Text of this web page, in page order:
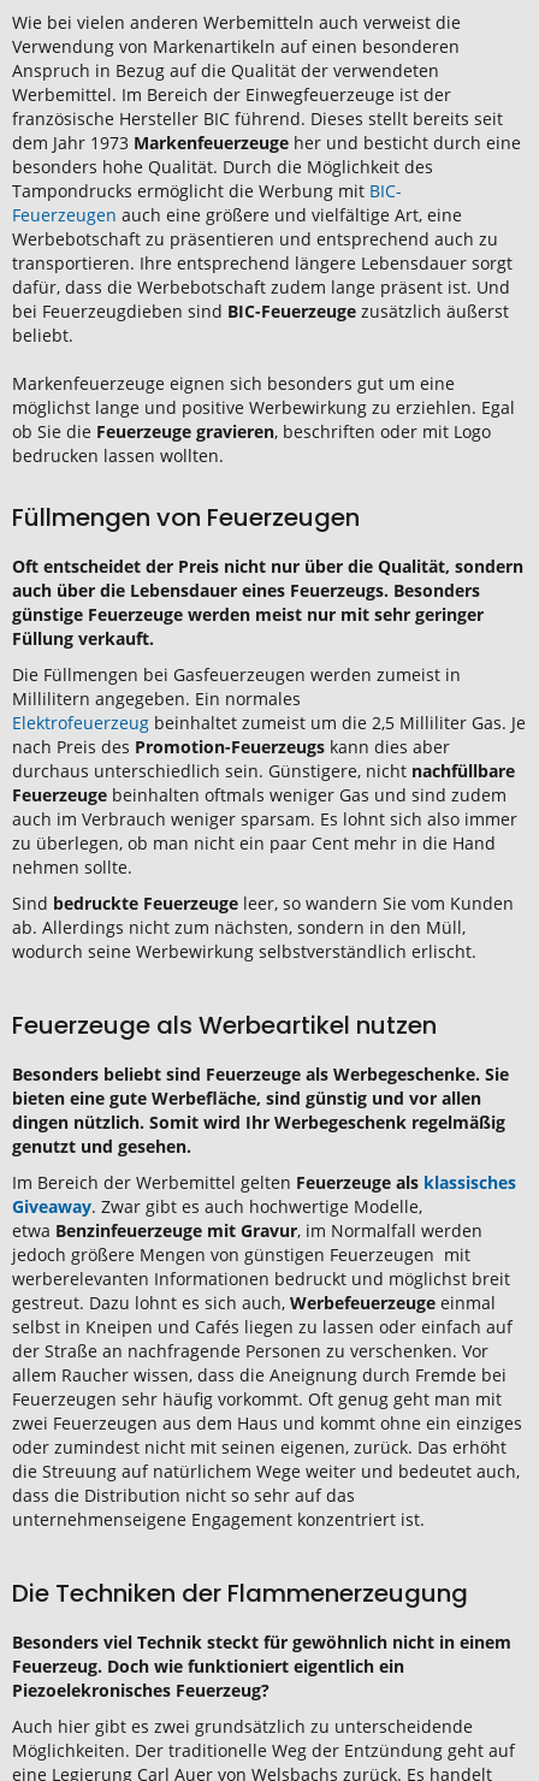
Wie bei vielen anderen Werbemitteln auch verweist die
Verwendung von Markenartikeln auf einen besonderen
Anspruch in Bezug auf die Qualität der verwendeten
Werbemittel. Im Bereich der Einwegfeuerzeuge ist der
französische Hersteller BIC führend. Dieses stellt bereits seit
dem Jahr 1973 Markenfeuerzeuge her und besticht durch eine
besonders hohe Qualität. Durch die Möglichkeit des
Tampondrucks ermöglicht die Werbung mit BIC-
Feuerzeugen auch eine größere und vielfältige Art, eine
Werbebotschaft zu präsentieren und entsprechend auch zu
transportieren. Ihre entsprechend längere Lebensdauer sorgt
dafür, dass die Werbebotschaft zudem lange präsent ist. Und
bei Feuerzeugdieben sind BIC-Feuerzeuge zusätzlich äußerst
beliebt.
Markenfeuerzeuge eignen sich besonders gut um eine
möglichst lange und positive Werbewirkung zu erziehlen. Egal
ob Sie die Feuerzeuge gravieren, beschriften oder mit Logo
bedrucken lassen wollten.
Füllmengen von Feuerzeugen
Oft entscheidet der Preis nicht nur über die Qualität, sondern
auch über die Lebensdauer eines Feuerzeugs. Besonders
günstige Feuerzeuge werden meist nur mit sehr geringer
Füllung verkauft.
Die Füllmengen bei Gasfeuerzeugen werden zumeist in
Millilitern angegeben. Ein normales
Elektrofeuerzeug beinhaltet zumeist um die 2,5 Milliliter Gas. Je
nach Preis des Promotion-Feuerzeugs kann dies aber
durchaus unterschiedlich sein. Günstigere, nicht nachfüllbare
Feuerzeuge beinhalten oftmals weniger Gas und sind zudem
auch im Verbrauch weniger sparsam. Es lohnt sich also immer
zu überlegen, ob man nicht ein paar Cent mehr in die Hand
nehmen sollte.
Sind bedruckte Feuerzeuge leer, so wandern Sie vom Kunden
ab. Allerdings nicht zum nächsten, sondern in den Müll,
wodurch seine Werbewirkung selbstverständlich erlischt.
Feuerzeuge als Werbeartikel nutzen
Besonders beliebt sind Feuerzeuge als Werbegeschenke. Sie
bieten eine gute Werbefläche, sind günstig und vor allen
dingen nützlich. Somit wird Ihr Werbegeschenk regelmäßig
genutzt und gesehen.
Im Bereich der Werbemittel gelten Feuerzeuge als klassisches
Giveaway. Zwar gibt es auch hochwertige Modelle,
etwa Benzinfeuerzeuge mit Gravur, im Normalfall werden
jedoch größere Mengen von günstigen Feuerzeugen mit
werberelevanten Informationen bedruckt und möglichst breit
gestreut. Dazu lohnt es sich auch, Werbefeuerzeuge einmal
selbst in Kneipen und Cafés liegen zu lassen oder einfach auf
der Straße an nachfragende Personen zu verschenken. Vor
allem Raucher wissen, dass die Aneignung durch Fremde bei
Feuerzeugen sehr häufig vorkommt. Oft genug geht man mit
zwei Feuerzeugen aus dem Haus und kommt ohne ein einziges
oder zumindest nicht mit seinen eigenen, zurück. Das erhöht
die Streuung auf natürlichem Wege weiter und bedeutet auch,
dass die Distribution nicht so sehr auf das
unternehmenseigene Engagement konzentriert ist.
Die Techniken der Flammenerzeugung
Besonders viel Technik steckt für gewöhnlich nicht in einem
Feuerzeug. Doch wie funktioniert eigentlich ein
Piezoelekronisches Feuerzeug?
Auch hier gibt es zwei grundsätzlich zu unterscheidende
Möglichkeiten. Der traditionelle Weg der Entzündung geht auf
eine Legierung Carl Auer von Welsbachs zurück. Es handelt